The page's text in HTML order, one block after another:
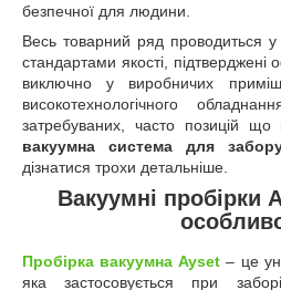
безпечної для людини.
Весь товарний ряд проводиться у
стандартами якості, підтверджені
виключно у виробничих
високотехнологічного
затребуваних, часто позицій
вакуумна система для
дізнатися трохи детальніше.
Вакуумні пробірки
Пробірка вакуумна Ayset – це
яка застосовується при